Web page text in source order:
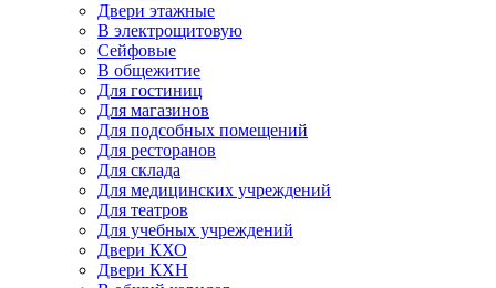
Двери этажные
В электрощитовую
Сейфовые
В общежитие
Для гостиниц
Для магазинов
Для подсобных помещений
Для ресторанов
Для склада
Для медицинских учреждений
Для театров
Для учебных учреждений
Двери КХО
Двери КХН